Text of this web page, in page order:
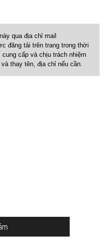
qua địa chỉ mail
đăng tải trên trang trong thời
cấp và chịu trách nhiệm
thay tên, địa chỉ nếu cần.